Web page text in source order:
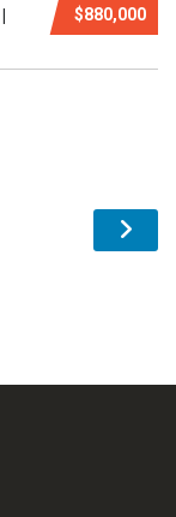
$880,000